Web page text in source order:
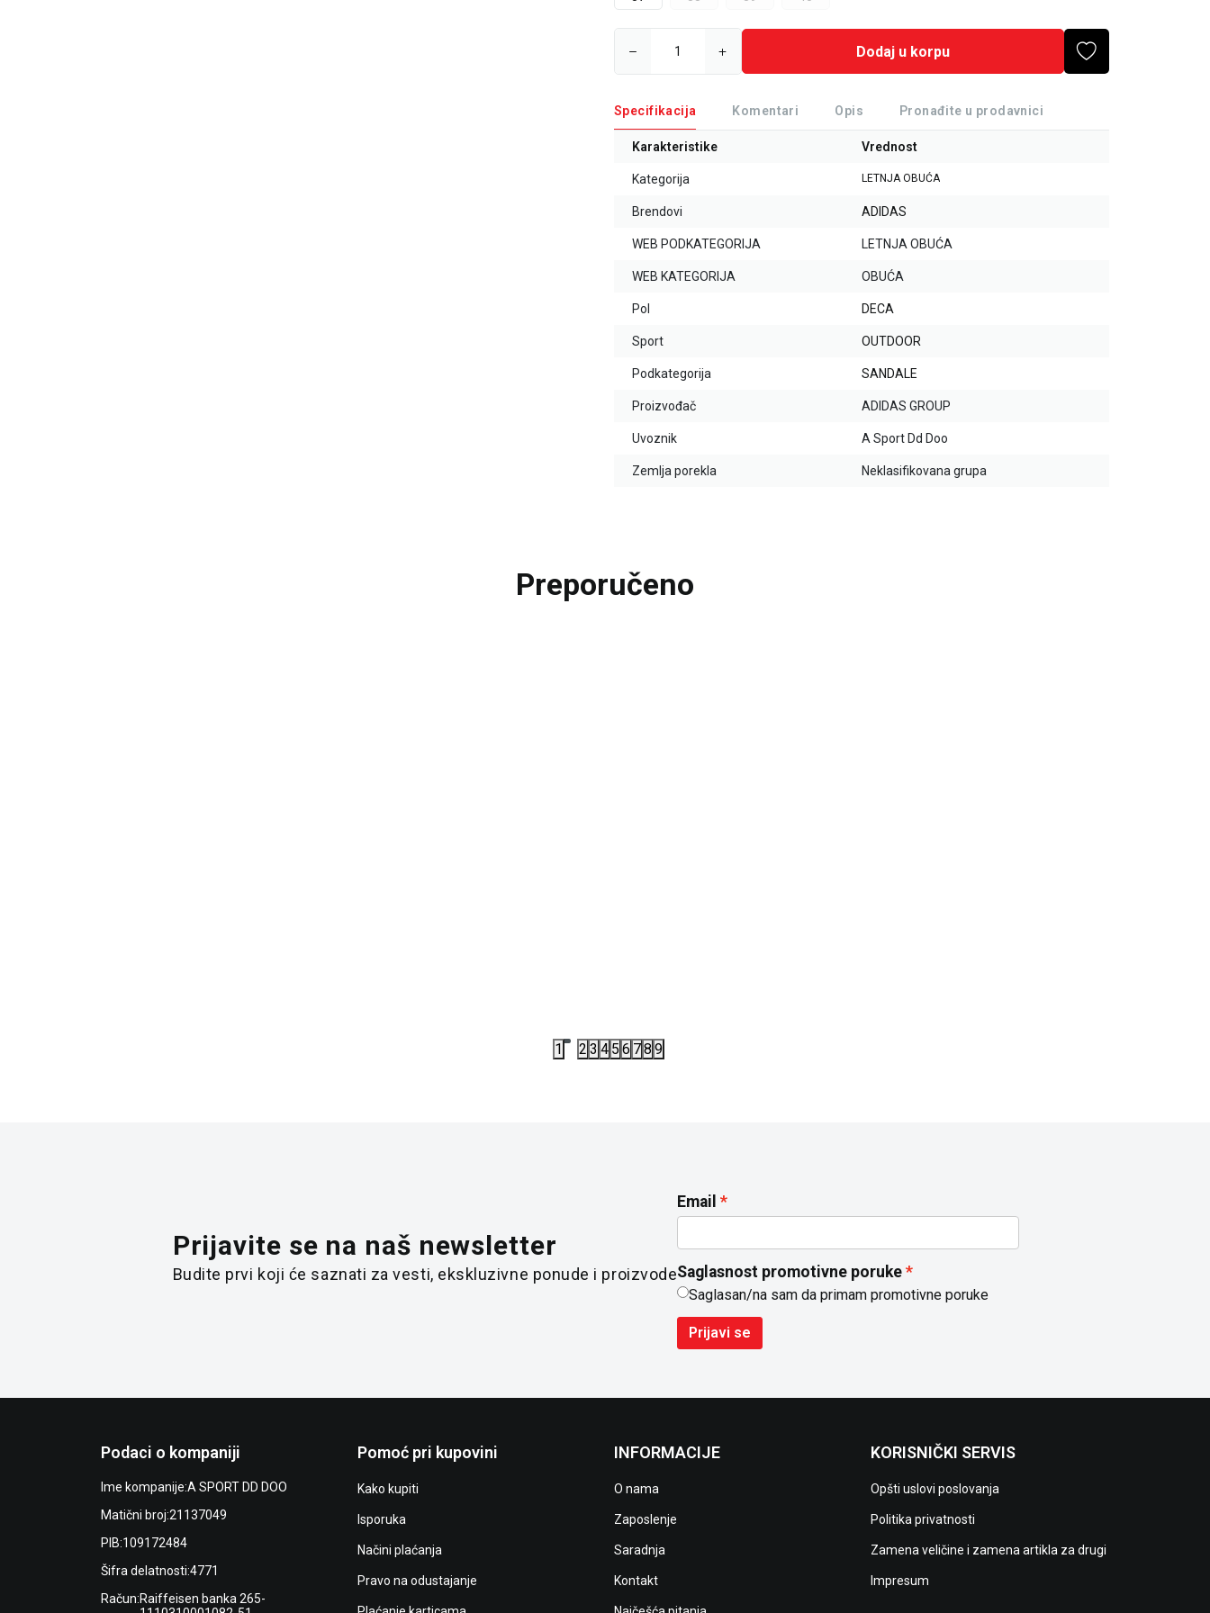
Dodaj u korpu
Specifikacija Komentari Opis Pronađite u prodavnici
Karakteristike Vrednost
Kategorija LETNJA OBUĆA
Brendovi ADIDAS
WEB PODKATEGORIJA LETNJA OBUĆA
WEB KATEGORIJA OBUĆA
Pol DECA
Sport OUTDOOR
Podkategorija SANDALE
Proizvođač ADIDAS GROUP
Uvoznik A Sport Dd Doo
Zemlja porekla Neklasifikovana grupa
Preporučeno
1 2 3 4 5 6 78 9
Prijavite se na naš newsletter
Budite prvi koji će saznati za vesti, ekskluzivne ponude i proizvode
Email
Saglasnost promotivne poruke
Saglasan/na sam da primam promotivne poruke
Prijavi se
Podaci o kompaniji
Ime kompanije:A SPORT DD DOO
Matični broj:21137049
PIB:109172484
Šifra delatnosti:4771
Račun:Raiffeisen banka 265-
Pomoć pri kupovini
Kako kupiti
Isporuka
Načini plaćanja
Pravo na odustajanje
INFORMACIJE
O nama
Zaposlenje
Saradnja
Kontakt
KORISNIČKI SERVIS
Opšti uslovi poslovanja
Politika privatnosti
Zamena veličine i zamena artikla za drugi
Impresum